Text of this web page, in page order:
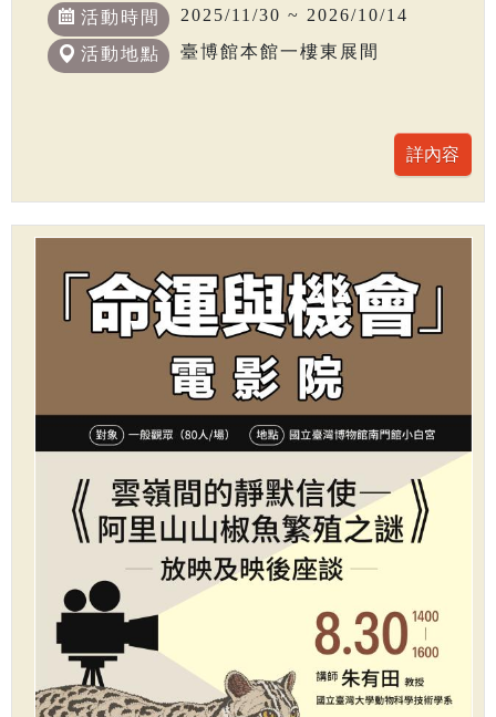
活動時間 2025/11/30 ~ 2026/10/14
活動地點 臺博館本館一樓東展間